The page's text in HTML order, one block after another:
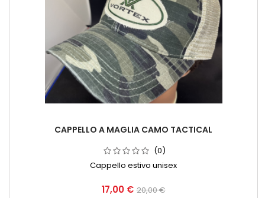
CAPPELLO A MAGLIA CAMO TACTICAL
(0)
Cappello estivo unisex
17,00 € 20,00 €